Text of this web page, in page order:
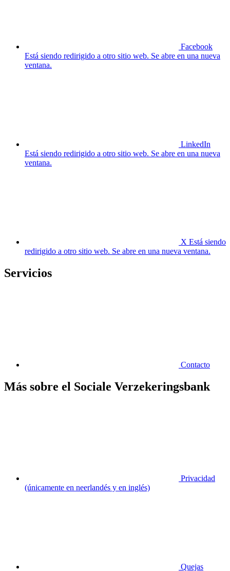
Facebook
Está siendo redirigido a otro sitio web. Se abre en una nueva
ventana.
LinkedIn
Está siendo redirigido a otro sitio web. Se abre en una nueva
ventana.
X Está siendo
redirigido a otro sitio web. Se abre en una nueva ventana.
Servicios
Contacto
Más sobre el Sociale Verzekeringsbank
Privacidad
(únicamente en neerlandés y en inglés)
Quejas